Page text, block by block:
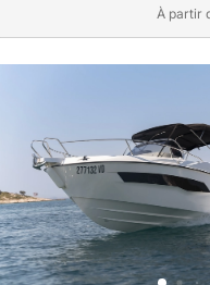
À partir